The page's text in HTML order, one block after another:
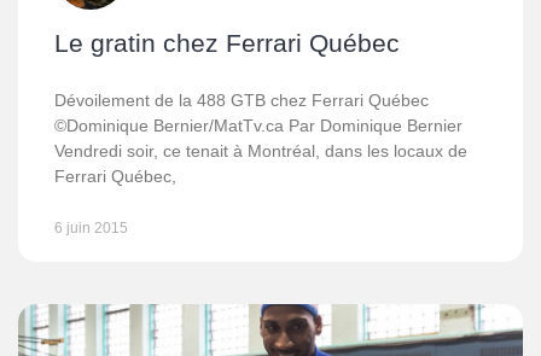
Le gratin chez Ferrari Québec
Dévoilement de la 488 GTB chez Ferrari Québec
©Dominique Bernier/MatTv.ca Par Dominique Bernier
Vendredi soir, ce tenait à Montréal, dans les locaux de
Ferrari Québec,
6 juin 2015